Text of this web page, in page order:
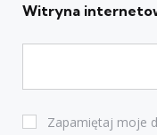
Witryna
Zapamiętaj moje